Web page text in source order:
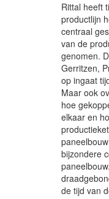
Rittal heeft
productlijn
centraal
van de
genomen.
Gerritzen,
op ingaat
Maar ook
hoe
elkaar en
bijzondere
de tijd van